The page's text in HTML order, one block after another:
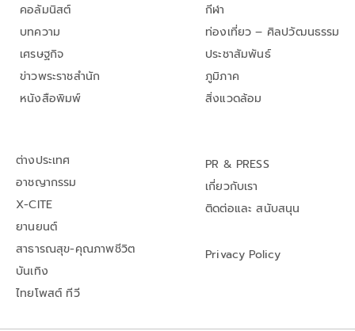
คอลัมนิสต์
บทความ
เศรษฐกิจ
ข่าวพระราชสำนัก
หนังสือพิมพ์
กีฬา
ท่องเที่ยว – ศิลปวัฒนธรรม
ประชาสัมพันธ์
ภูมิภาค
สิ่งแวดล้อม
ต่างประเทศ
อาชญากรรม
X-CITE
ยานยนต์
สาธารณสุข-คุณภาพชีวิต
บันเทิง
ไทยโพสต์ ทีวี
PR & PRESS
เกี่ยวกับเรา
ติดต่อและ สนับสนุน
Privacy Policy